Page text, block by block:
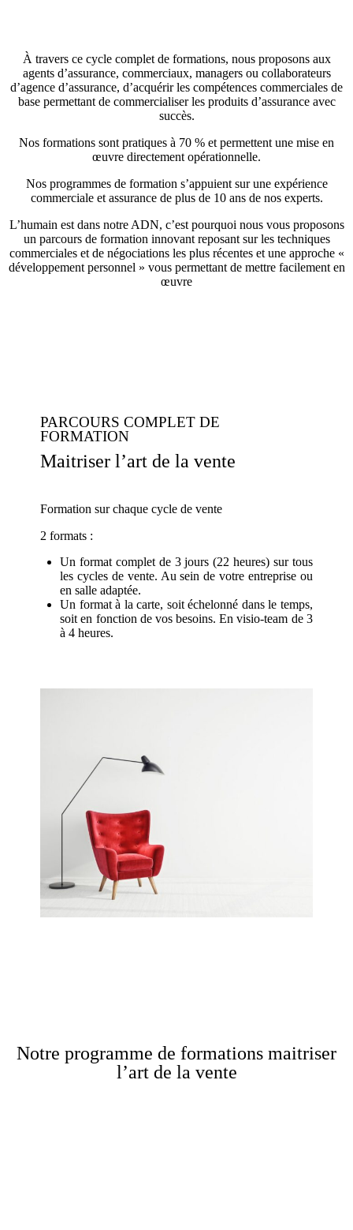
À travers ce cycle complet de formations, nous proposons aux
agents d’assurance, commerciaux, managers ou collaborateurs
d’agence d’assurance, d’acquérir les compétences commerciales de
base permettant de commercialiser les produits d’assurance avec
succès.
Nos formations sont pratiques à 70 % et permettent une mise en
œuvre directement opérationnelle.
Nos programmes de formation s’appuient sur une expérience
commerciale et assurance de plus de 10 ans de nos experts.
L’humain est dans notre ADN, c’est pourquoi nous vous proposons
un parcours de formation innovant reposant sur les techniques
commerciales et de négociations les plus récentes et une approche «
développement personnel » vous permettant de mettre facilement en
œuvre
PARCOURS COMPLET DE
FORMATION
Maitriser l’art de la vente
Formation sur chaque cycle de vente
2 formats :
Un format complet de 3 jours (22 heures) sur tous
les cycles de vente. Au sein de votre entreprise ou
en salle adaptée.
Un format à la carte, soit échelonné dans le temps,
soit en fonction de vos besoins. En visio-team de 3
à 4 heures.
Notre programme de formations maitriser
l’art de la vente